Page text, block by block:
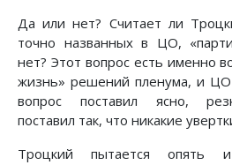
Да или нет? Считает ли
точно названных в ЦО,
нет? Этот вопрос есть именно
жизнь» решений пленума, и
вопрос поставил ясно,
поставил так, что никакие
Троцкий пытается опять